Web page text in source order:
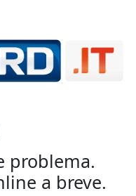
problema.
a breve.